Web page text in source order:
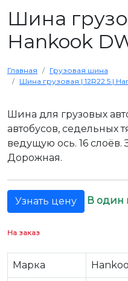
Шина
Hankook
Главная
Грузовая шина
Шина грузовая | 12R22.5 |
Шина для грузовых
автобусов, седельных
ведущую ось. 16 слоёв.
Дорожная.
Узнать цену В один
На заказ
Марка